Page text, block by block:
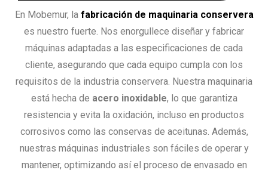
En Mobemur, la fabricación de maquinaria conservera
es nuestro fuerte. Nos enorgullece diseñar y fabricar
máquinas adaptadas a las especificaciones de cada
cliente, asegurando que cada equipo cumpla con los
requisitos de la industria conservera. Nuestra maquinaria
está hecha de acero inoxidable, lo que garantiza
resistencia y evita la oxidación, incluso en productos
corrosivos como las conservas de aceitunas. Además,
nuestras máquinas industriales son fáciles de operar y
mantener, optimizando así el proceso de envasado en